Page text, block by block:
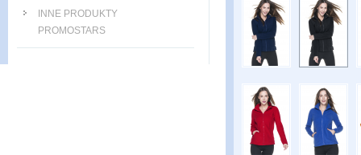
INNE PRODUKTY
PROMOSTARS